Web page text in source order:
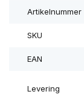
Artikelnummer
SKU
EAN
Levering